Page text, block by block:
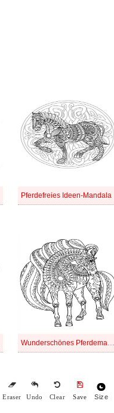
Pferdefreies Ideen-Mandala
Wunderschönes Pferdemandala
Eraser Undo Clear Save Size